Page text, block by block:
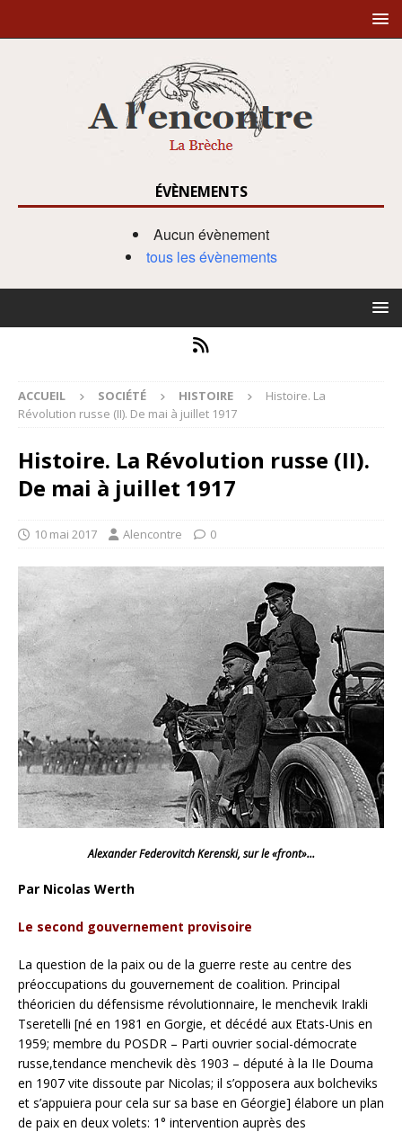
ÉVÈNEMENTS
Aucun évènement
tous les évènements
ACCUEIL SOCIÉTÉ HISTOIRE
Histoire. La
Révolution russe (II). De mai à juillet 1917
Histoire. La Révolution russe (II).
De mai à juillet 1917
10 mai 2017 Alencontre 0
Alexander Federovitch Kerenski, sur le «front»…
Par Nicolas Werth
Le second gouvernement provisoire
La question de la paix ou de la guerre reste au centre des
préoccupations du gouvernement de coalition. Principal
théoricien du défensisme révolutionnaire, le menchevik Irakli
Tseretelli [né en 1981 en Gorgie, et décédé aux Etats-Unis en
1959; membre du POSDR – Parti ouvrier social-démocrate
russe,tendance menchevik dès 1903 – député à la IIe Douma
en 1907 vite dissoute par Nicolas; il s’opposera aux bolcheviks
et s’appuiera pour cela sur sa base en Géorgie] élabore un plan
de paix en deux volets: 1° intervention auprès des